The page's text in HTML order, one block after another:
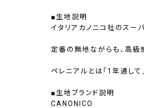
■生地説明
イタリアカノニコ社のスー
定番の無地ながらも、高級
ペレニアルとは「1年通し
■生地ブランド説明
CANONICO